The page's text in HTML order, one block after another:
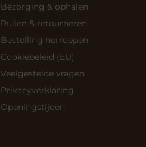
Bezorging & ophalen
Ruilen & retourneren
Bestelling herroepen
Cookiebeleid (EU)
Veelgestelde vragen
Privacyverklaring
Openingstijden